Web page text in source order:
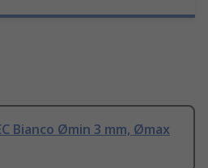
Bianco Ømin 3 mm, Ømax